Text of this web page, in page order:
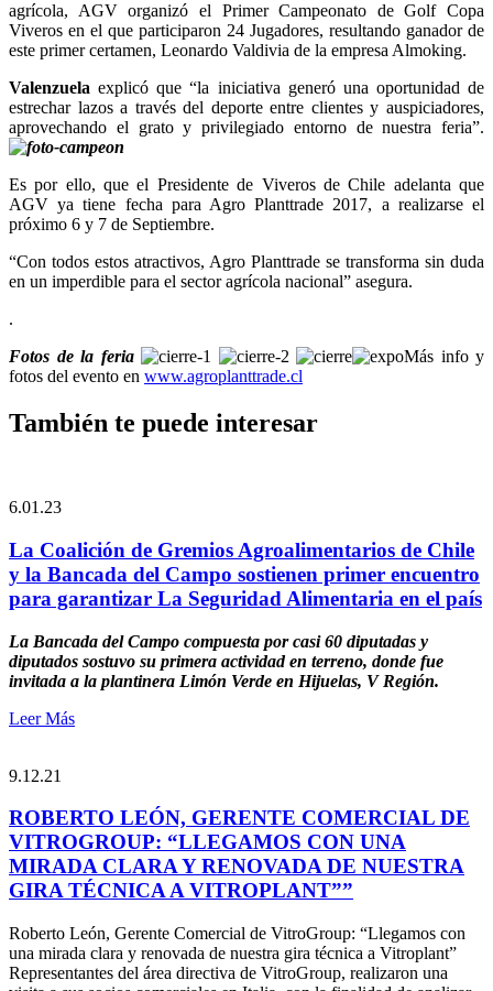
agrícola, AGV organizó el Primer Campeonato de Golf Copa
Viveros en el que participaron 24 Jugadores, resultando ganador de
este primer certamen, Leonardo Valdivia de la empresa Almoking.
Valenzuela explicó que “la iniciativa generó una oportunidad de
estrechar lazos a través del deporte entre clientes y auspiciadores,
aprovechando el grato y privilegiado entorno de nuestra feria”.
Es por ello, que el Presidente de Viveros de Chile adelanta que
AGV ya tiene fecha para Agro Planttrade 2017, a realizarse el
próximo 6 y 7 de Septiembre.
“Con todos estos atractivos, Agro Planttrade se transforma sin duda
en un imperdible para el sector agrícola nacional” asegura.
.
Fotos de la feria
Más info y
fotos del evento en www.agroplanttrade.cl
También te puede interesar
6.01.23
La Coalición de Gremios Agroalimentarios de Chile
y la Bancada del Campo sostienen primer encuentro
para garantizar La Seguridad Alimentaria en el país
La Bancada del Campo compuesta por casi 60 diputadas y
diputados sostuvo su primera actividad en terreno, donde fue
invitada a la plantinera Limón Verde en Hijuelas, V Región.
Leer Más
9.12.21
ROBERTO LEÓN, GERENTE COMERCIAL DE
VITROGROUP: “LLEGAMOS CON UNA
MIRADA CLARA Y RENOVADA DE NUESTRA
GIRA TÉCNICA A VITROPLANT””
Roberto León, Gerente Comercial de VitroGroup: “Llegamos con
una mirada clara y renovada de nuestra gira técnica a Vitroplant”
Representantes del área directiva de VitroGroup, realizaron una